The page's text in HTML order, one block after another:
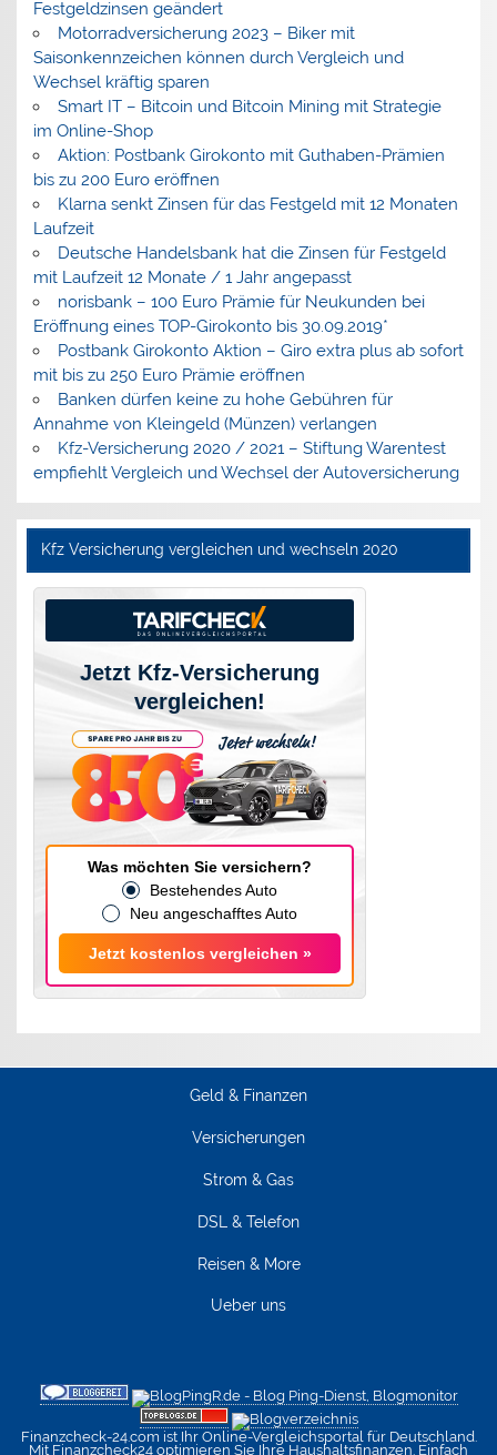
Festgeldzinsen geändert
Motorradversicherung 2023 – Biker mit
Saisonkennzeichen können durch Vergleich und
Wechsel kräftig sparen
Smart IT – Bitcoin und Bitcoin Mining mit Strategie
im Online-Shop
Aktion: Postbank Girokonto mit Guthaben-Prämien
bis zu 200 Euro eröffnen
Klarna senkt Zinsen für das Festgeld mit 12 Monaten
Laufzeit
Deutsche Handelsbank hat die Zinsen für Festgeld
mit Laufzeit 12 Monate / 1 Jahr angepasst
norisbank – 100 Euro Prämie für Neukunden bei
Eröffnung eines TOP-Girokonto bis 30.09.2019*
Postbank Girokonto Aktion – Giro extra plus ab sofort
mit bis zu 250 Euro Prämie eröffnen
Banken dürfen keine zu hohe Gebühren für
Annahme von Kleingeld (Münzen) verlangen
Kfz-Versicherung 2020 / 2021 – Stiftung Warentest
empfiehlt Vergleich und Wechsel der Autoversicherung
Kfz Versicherung vergleichen und wechseln 2020
Jetzt Kfz-Versicherung
vergleichen!
Was möchten Sie versichern?
Bestehendes Auto
Neu angeschafftes Auto
Jetzt kostenlos vergleichen »
Geld & Finanzen
Versicherungen
Strom & Gas
DSL & Telefon
Reisen & More
Ueber uns
Finanzcheck-24.com ist Ihr Online-Vergleichsportal für Deutschland.
Mit Finanzcheck24 optimieren Sie Ihre Haushaltsfinanzen. Einfach